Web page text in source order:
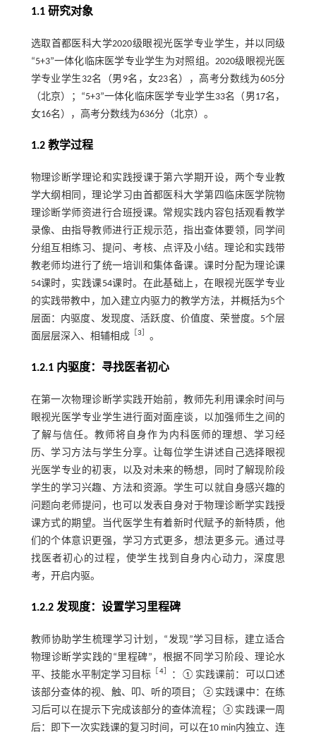
1.1 研究对象
选取首都医科大学2020级眼视光医学专业学生，并以同级
“5+3”一体化临床医学专业学生为对照组。2020级眼视光医
学专业学生32名（男9名，女23名），高考分数线为605分
（北京）；“5+3”一体化临床医学专业学生33名（男17名，
女16名），高考分数线为636分（北京）。
1.2 教学过程
物理诊断学理论和实践授课于第六学期开设，两个专业教
学大纲相同，理论学习由首都医科大学第四临床医学院物
理诊断学师资进行合班授课。常规实践内容包括观看教学
录像、由指导教师进行正规示范，指出查体要领，同学间
分组互相练习、提问、考核、点评及小结。理论和实践带
教老师均进行了统一培训和集体备课。课时分配为理论课
54课时，实践课54课时。在此基础上，在眼视光医学专业
的实践带教中，加入建立内驱力的教学方法，并概括为5个
层面：内驱度、发现度、活跃度、价值度、荣誉度。5个层
面层层深入、相辅相成［3］ 。
1.2.1 内驱度：寻找医者初心
在第一次物理诊断学实践开始前，教师先利用课余时间与
眼视光医学专业学生进行面对面座谈，以加强师生之间的
了解与信任。教师将自身作为内科医师的理想、学习经
历、学习方法与学生分享。让每位学生讲述自己选择眼视
光医学专业的初衷，以及对未来的畅想，同时了解现阶段
学生的学习兴趣、方法和资源。学生可以就自身感兴趣的
问题向老师提问，也可以发表自身对于物理诊断学实践授
课方式的期望。当代医学生有着新时代赋予的新特质，他
们的个体意识更强，学习方式更多，想法更多元。通过寻
找医者初心的过程，使学生找到自身内心动力，深度思
考，开启内驱。
1.2.2 发现度：设置学习里程碑
教师协助学生梳理学习计划，“发现”学习目标，建立适合
物理诊断学实践的“里程碑”，根据不同学习阶段、理论水
平、技能水平制定学习目标 ［4］
：①实践课前：可以口述
该部分查体的视、触、叩、听的项目；②实践课中：在练
习后可以在提示下完成该部分的查体流程；③实践课一周
后：即下一次实践课的复习时间，可以在10 min内独立、连